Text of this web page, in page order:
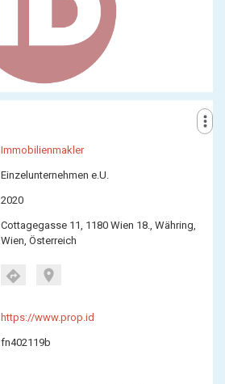
more_vert
Immobilienmakler
Einzelunternehmen e.U.
2020
Cottagegasse 11, 1180 Wien 18., Währing,
Wien, Österreich
directions location_on
https://www.prop.id
fn402119b